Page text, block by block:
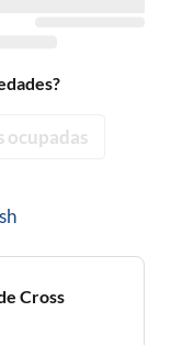
ocupadas
Cross